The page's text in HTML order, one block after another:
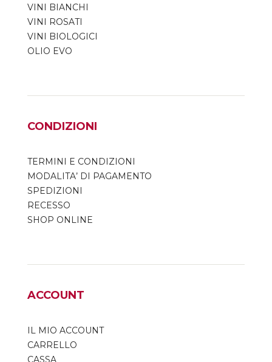
VINI BIANCHI
VINI ROSATI
VINI BIOLOGICI
OLIO EVO
CONDIZIONI
TERMINI E CONDIZIONI
MODALITA’ DI PAGAMENTO
SPEDIZIONI
RECESSO
SHOP ONLINE
ACCOUNT
IL MIO ACCOUNT
CARRELLO
CASSA